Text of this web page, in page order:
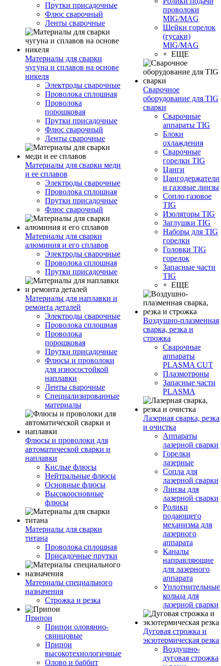
Прутки присадочные
Флюс сварочный
Ленты сварочные
Материалы для сварки
чугуна и сплавов на основе
никеля
Электроды сварочные
Проволока сплошная
Проволока
порошковая
Прутки присадочные
Флюс сварочный
Ленты сварочные
Материалы для сварки меди
и ее сплавов
Электроды сварочные
Проволока сплошная
Прутки присадочные
Флюс сварочный
Материалы для сварки
алюминия и его сплавов
Электроды сварочные
Проволока сплошная
Прутки присадочные
Материалы для наплавки и
ремонта деталей
Электроды сварочные
Проволока сплошная
Проволока
порошковая
Прутки присадочные
Флюсы и проволоки
для износостойкой
наплавки
Ленты сварочные
Специализированные
материалы
Флюсы и проволоки для
автоматической сварки и
наплавки
Кислые флюсы
Нейтральные флюсы
Основные флюсы
Высокоосновные
флюсы
Материалы для сварки
титана
Проволока сплошная
Присадочные прутки
Материалы специального
назначения
Строжка и резка
Припои
Припои оловянно-
свинцовые
Припои
высокотехнологичные
Олово и баббит
проволоки
MIG/MAG
Шейки горелок
(гусаки)
MIG/MAG
+ ЕЩЕ
Сварочное
оборудование для TIG
сварки
Сварочные
аппараты TIG
Блоки
охлаждения
Сварочные
горелки TIG
Цанги
Цангодержатели
и газовые линзы
Сопло газовое
TIG
Изоляторы TIG
Заглушки TIG
Наборы для TIG
горелки
Головки TIG
горелок
Запасные части
TIG
+ ЕЩЕ
Воздушно-плазменная
сварка, резка и
строжка
Сварочные
аппараты
PLASMA CUT
Плазмотроны
Запасные части
PLASMA
Лазерная сварка, резка
и очистка
Аппараты
лазерной сварки
Горелки
лазерные
Сопла для
лазерной сварки
Линзы для
лазерной сварки
Ролики
подающего
механизма для
лазерного
аппарата
Каналы
направляющие
для лазерного
аппарата
Уплотнительные
кольца для
лазерной сварки
Дуговая строжка и
экзотермическая резка
Воздушно-
дуговая строжка